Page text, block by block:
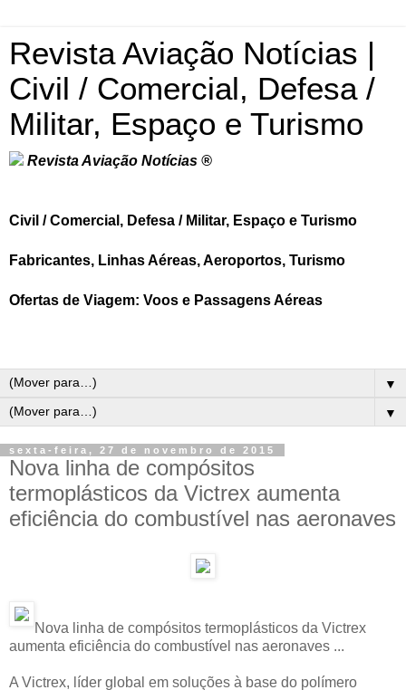
Revista Aviação Notícias |
Civil / Comercial, Defesa /
Militar, Espaço e Turismo
Revista Aviação Notícias ®
Civil / Comercial, Defesa / Militar, Espaço e Turismo
Fabricantes, Linhas Aéreas, Aeroportos, Turismo
Ofertas de Viagem: Voos e Passagens Aéreas
▼
▼
sexta-feira, 27 de novembro de 2015
Nova linha de compósitos
termoplásticos da Victrex aumenta
eficiência do combustível nas aeronaves
Nova linha de compósitos termoplásticos da Victrex
aumenta eficiência do combustível nas aeronaves ...
A Victrex, líder global em soluções à base do polímero